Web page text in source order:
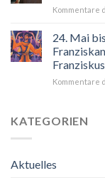
Kommentare
24. Mai
Kommentare
KATEGORIEN
Aktuelles